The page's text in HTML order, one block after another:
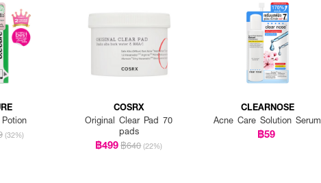
(32%)
COSRX
Original Clear Pad 70
pads
฿499฿640 (22%)
CLEARNOSE
Acne Care Solution Serum
฿59